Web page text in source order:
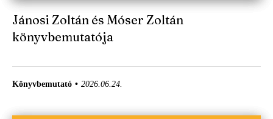
Jánosi Zoltán és Móser Zoltán
könyvbemutatója
Könyvbemutató 2026.06.24.